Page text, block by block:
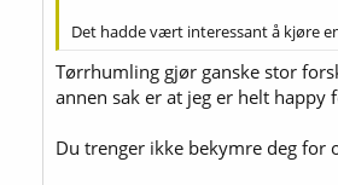
Det hadde vært interessant å kjøre
Tørrhumling gjør ganske stor
annen sak er at jeg er helt
Du trenger ikke bekymre deg for